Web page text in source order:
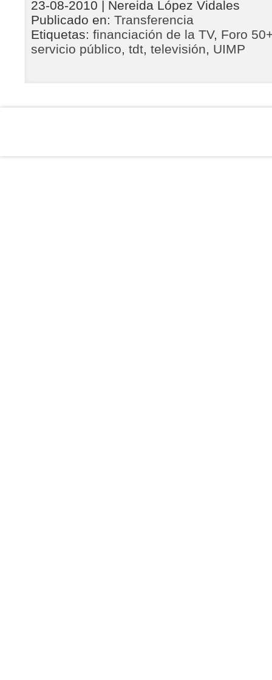
23-08-2010 | Nereida López Vidales
Publicado en: Transferencia
Etiquetas: financiación de la TV, Foro
servicio público, tdt, televisión, UIMP